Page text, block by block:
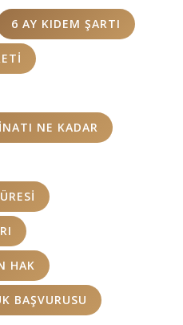
6 AY KIDEM ŞARTI
NE KADAR
HAK
BAŞVURUSU